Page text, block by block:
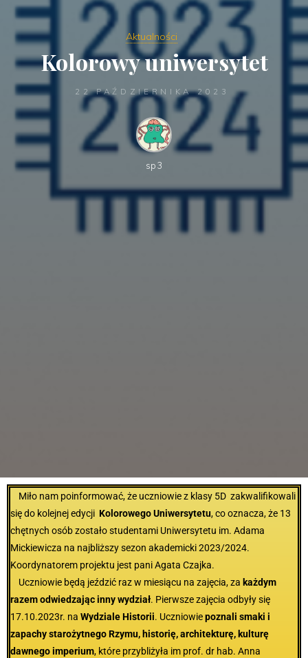
Aktualności
Kolorowy uniwersytet
22 PAŹDZIERNIKA 2023
sp3
Miło nam poinformować, że uczniowie z klasy 5D zakwalifikowali
się do kolejnej edycji Kolorowego Uniwersytetu, co oznacza, że 13
chętnych osób zostało studentami Uniwersytetu im. Adama
Mickiewicza na najbliższy sezon akademicki 2023/2024.
Koordynatorem projektu jest pani Agata Czajka.
Uczniowie będą jeździć raz w miesiącu na zajęcia, za każdym
razem odwiedzając inny wydział. Pierwsze zajęcia odbyły się
17.10.2023r. na Wydziale Historii. Uczniowiepoznali smaki i
zapachy starożytnego Rzymu, historię, architekturę, kulturę
dawnego imperium, które przybliżyła im prof. dr hab. Anna